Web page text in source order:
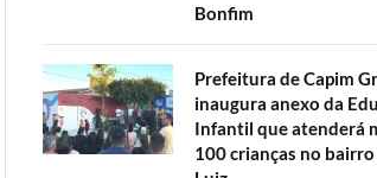
Bonfim
Prefeitura de Capim
inaugura anexo da
Infantil que atenderá
100 crianças no bairro